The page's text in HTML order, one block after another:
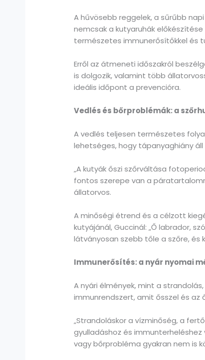
A hűvösebb reggelek, a sűrűbb
nemcsak a kutyaruhák
természetes immunerősítőkkel és
Erről az átmeneti időszakról
is dolgozik, valamint több
ideális időpont a prevencióra.
Vedlés és bőrproblémák: a
A vedlés teljesen természetes
lehetséges, hogy tápanyaghiány
„A kutyák őszi szőrváltása
fontos szerepe van a
állatorvos.
A minőségi étrend és a célzott
kutyájánál, Guccinál: „Ő labrador,
látványosan szebb tőle a szőre, és
Immunerősítés: a nyár nyomai
A nyári élmények, mint a
immunrendszert, amit ősszel és az
„Strandoláskor a vízminőség, a
gyulladáshoz és
vagy bőrprobléma gyakran nem is